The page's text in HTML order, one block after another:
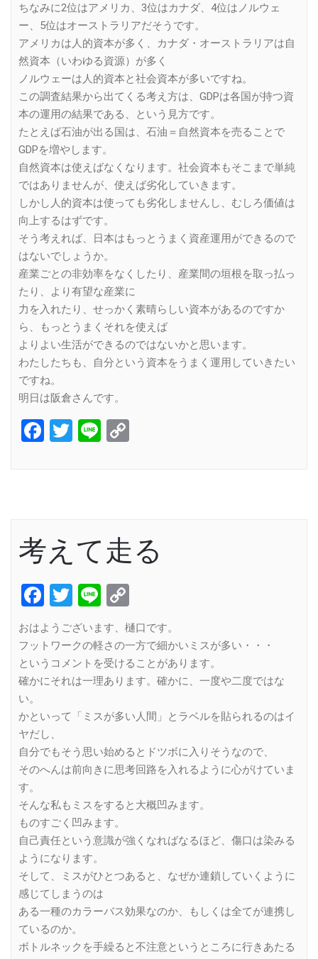
ちなみに2位はアメリカ、3位はカナダ、4位はノルウェ
ー、5位はオーストラリアだそうです。
アメリカは人的資本が多く、カナダ・オーストラリアは自
然資本（いわゆる資源）が多く
ノルウェーは人的資本と社会資本が多いですね。
この調査結果から出てくる考え方は、GDPは各国が持つ資
本の運用の結果である、という見方です。
たとえば石油が出る国は、石油＝自然資本を売ることで
GDPを増やします。
自然資本は使えばなくなります。社会資本もそこまで単純
ではありませんが、使えば劣化していきます。
しかし人的資本は使っても劣化しませんし、むしろ価値は
向上するはずです。
そう考えれば、日本はもっとうまく資産運用ができるので
はないでしょうか。
産業ごとの非効率をなくしたり、産業間の垣根を取っ払っ
たり、より有望な産業に
力を入れたり、せっかく素晴らしい資本があるのですか
ら、もっとうまくそれを使えば
よりよい生活ができるのではないかと思います。
わたしたちも、自分という資本をうまく運用していきたい
ですね。
明日は阪倉さんです。
Facebook
Twitter
Line
考えて走る
Facebook
Twitter
Line
Link
おはようございます、樋口です。
フットワークの軽さの一方で細かいミスが多い・・・
というコメントを受けることがあります。
確かにそれは一理あります。確かに、一度や二度ではな
い。
かといって「ミスが多い人間」とラベルを貼られるのはイ
ヤだし、
自分でもそう思い始めるとドツボに入りそうなので、
そのへんは前向きに思考回路を入れるように心がけていま
す。
そんな私もミスをすると大概凹みます。
ものすごく凹みます。
自己責任という意識が強くなればなるほど、傷口は染みる
ようになります。
そして、ミスがひとつあると、なぜか連鎖していくように
感じてしまうのは
ある一種のカラーバス効果なのか、もしくは全てが連携し
ているのか。
ボトルネックを手繰ると不注意というところに行きあたる